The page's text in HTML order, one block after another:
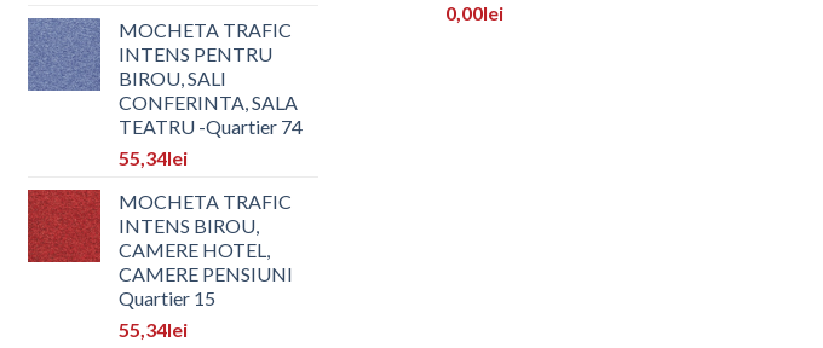
MOCHETA TRAFIC
INTENS PENTRU
BIROU, SALI
CONFERINTA, SALA
TEATRU -Quartier 74
55,34lei
MOCHETA TRAFIC
INTENS BIROU,
CAMERE HOTEL,
CAMERE PENSIUNI
Quartier 15
55,34lei
0,00lei